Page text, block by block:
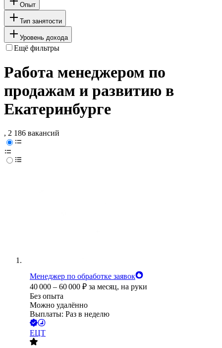
Опыт
Тип занятости
Уровень дохода
Ещё фильтры
Работа менеджером по
продажам и развитию в
Екатеринбурге
, 2 186 вакансий
Менеджер по обработке заявок
40 000 – 60 000 ₽ за месяц, на руки
Без опыта
Можно удалённо
Выплаты: Раз в неделю
ЕЦТ